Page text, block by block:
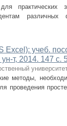
практических
учеб.
т, 2014. 147 с.
университет
методы,
проведения